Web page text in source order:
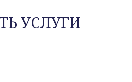
УСЛУГИ